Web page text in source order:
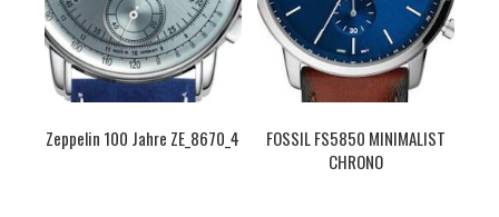
Zeppelin 100 Jahre ZE_8670_4
FOSSIL FS5850 MINIMALIST
CHRONO